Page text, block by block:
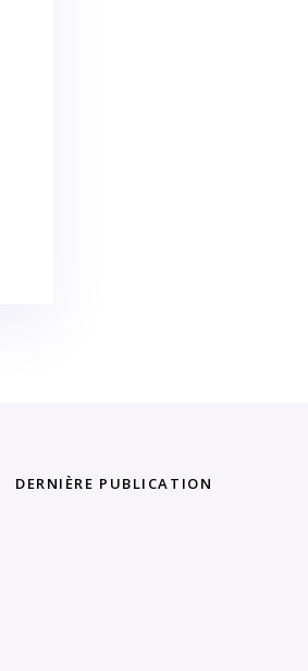
DERNIÈRE PUBLICATION